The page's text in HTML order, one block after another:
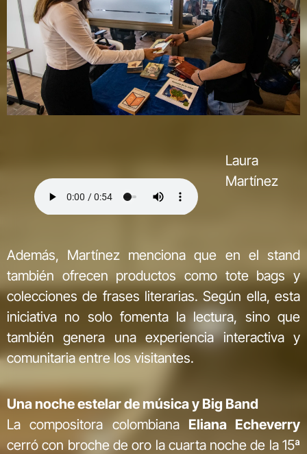
Laura
Martínez
Además, Martínez menciona que en el stand
también ofrecen productos como tote bags y
colecciones de frases literarias. Según ella, esta
iniciativa no solo fomenta la lectura, sino que
también genera una experiencia interactiva y
comunitaria entre los visitantes.
Una noche estelar de música y Big Band
La compositora colombiana Eliana Echeverry
cerró con broche de oro la cuarta noche de la 15ª